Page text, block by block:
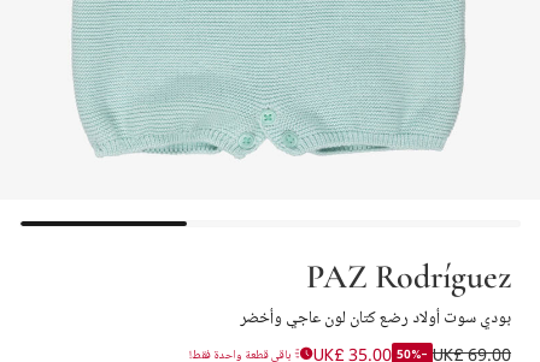
PAZ Rodríguez
بودي سوت أولاد رضع كتان لون عاجي وأخضر
UK£ 69.00
-50%
UK£ 35.00 باقي قطعة واحدة فقط!